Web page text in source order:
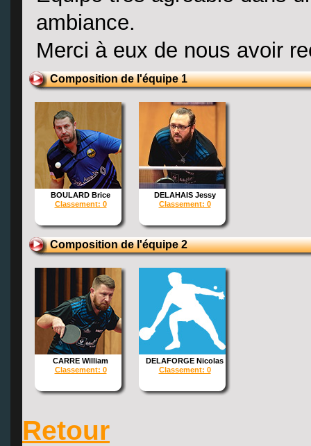
ambiance.
Merci à eux de nous avoir
Composition de l'équipe 1
BOULARD Brice
Classement: 0
DELAHAIS Jessy
Classement: 0
Composition de l'équipe 2
CARRE William
Classement: 0
DELAFORGE Nicolas
Classement: 0
Retour